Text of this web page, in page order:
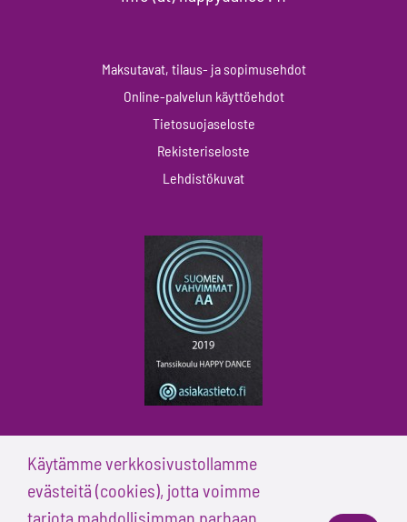
Maksutavat, tilaus- ja sopimusehdot
Online-palvelun käyttöehdot
Tietosuojaseloste
Rekisteriseloste
Lehdistökuvat
Käytämme verkkosivustollamme
evästeitä (cookies), jotta voimme
tarjota mahdollisimman parhaan